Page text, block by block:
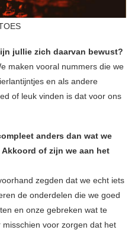
jullie zich daarvan bewust?
maken vooral nummers die we
en als andere
of leuk vinden is dat voor ons
anders dan wat we
of zijn we aan het
zegden dat we echt iets
de onderdelen die we goed
en onze gebreken wat te
voor zorgen dat het